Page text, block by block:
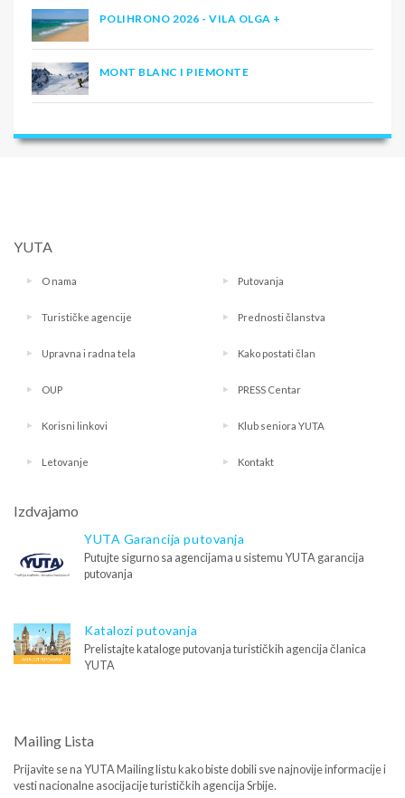
POLIHRONO 2026 - VILA OLGA +
MONT BLANC I PIEMONTE
YUTA
O nama Putovanja
Turističke agencije Prednosti članstva
Upravna i radna tela Kako postati član
OUP PRESS Centar
Korisni linkovi Klub seniora YUTA
Letovanje Kontakt
Izdvajamo
YUTA Garancija putovanja
Putujte sigurno sa agencijama u sistemu YUTA garancija
putovanja
Katalozi putovanja
Prelistajte kataloge putovanja turističkih agencija članica
YUTA
Mailing Lista
Prijavite se na YUTA Mailing listu kako biste dobili sve najnovije informacije i
vesti nacionalne asocijacije turističkih agencija Srbije.